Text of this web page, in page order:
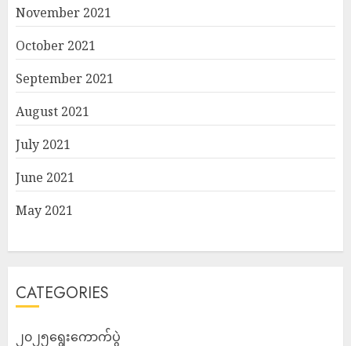
November 2021
October 2021
September 2021
August 2021
July 2021
June 2021
May 2021
CATEGORIES
၂၀၂၅ရွေးကောက်ပွဲ